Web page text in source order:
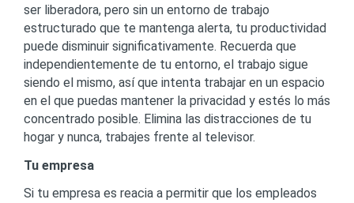
ser liberadora, pero sin un entorno de trabajo
estructurado que te mantenga alerta, tu productividad
puede disminuir significativamente. Recuerda que
independientemente de tu entorno, el trabajo sigue
siendo el mismo, así que intenta trabajar en un espacio
en el que puedas mantener la privacidad y estés lo más
concentrado posible. Elimina las distracciones de tu
hogar y nunca, trabajes frente al televisor.
Tu empresa
Si tu empresa es reacia a permitir que los empleados